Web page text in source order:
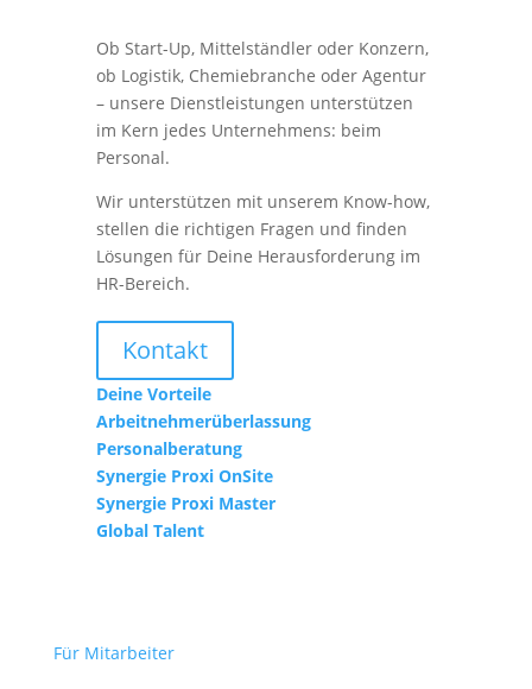
Ob Start-Up, Mittelständler oder Konzern,
ob Logistik, Chemiebranche oder Agentur
– unsere Dienstleistungen unterstützen
im Kern jedes Unternehmens: beim
Personal.
Wir unterstützen mit unserem Know-how,
stellen die richtigen Fragen und finden
Lösungen für Deine Herausforderung im
HR-Bereich.
Kontakt
Deine Vorteile
Arbeitnehmerüberlassung
Personalberatung
Synergie Proxi OnSite
Synergie Proxi Master
Global Talent
Für Mitarbeiter